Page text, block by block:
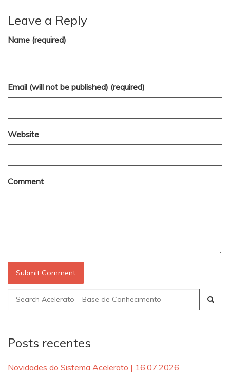
Leave a Reply
Name (required)
Email (will not be published) (required)
Website
Comment
Search
for:
Posts recentes
Novidades do Sistema Acelerato | 16.07.2026